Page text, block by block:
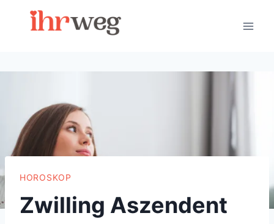
HOROSKOP
Zwilling Aszendent